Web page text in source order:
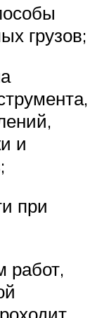
грузов;
и
при
работ,